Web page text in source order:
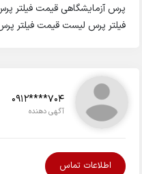
پرس آزمایشگاهی قیمت فیلتر
فیلتر پرس لیست قیمت فیلتر
0912****704
آگهی دهنده
اطلاعات تماس